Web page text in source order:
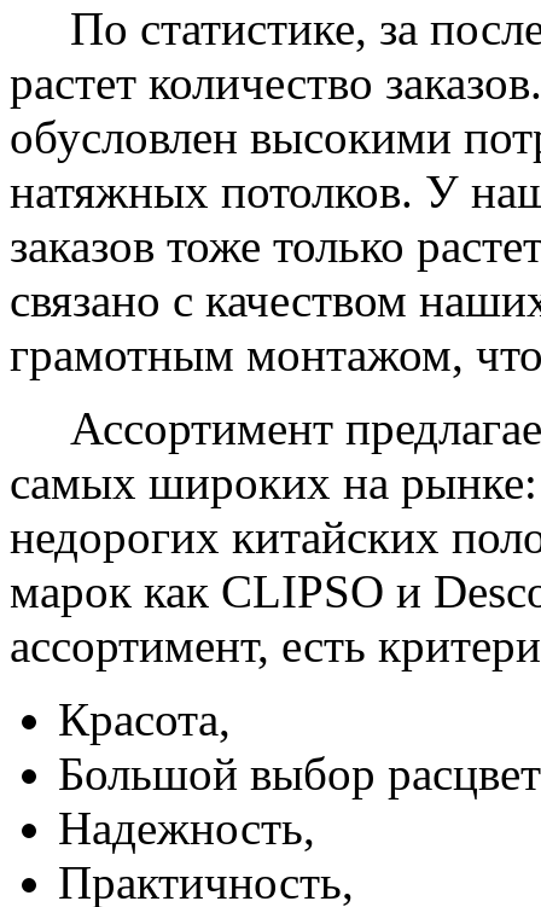
По статистике, за
растет количество
обусловлен высокими
натяжных потолков. У
заказов тоже только
связано с качеством
грамотным монтажом,
Ассортимент
самых широких на
недорогих китайских
марок как CLIPSO и
ассортимент, есть
Красота,
Большой выбор
Надежность,
Практичность,